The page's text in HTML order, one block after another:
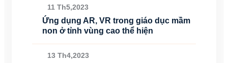
11 Th5,2023
Ứng dụng AR, VR trong giáo dục mầm
non ở tỉnh vùng cao thể hiện
13 Th4,2023